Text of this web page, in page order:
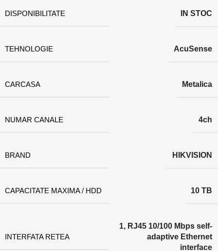
DISPONIBILITATE IN STOC
TEHNOLOGIE AcuSense
CARCASA Metalica
NUMAR CANALE 4ch
BRAND HIKVISION
CAPACITATE MAXIMA / HDD 10 TB
INTERFATA RETEA
1, RJ45 10/100 Mbps self-
adaptive Ethernet
interface